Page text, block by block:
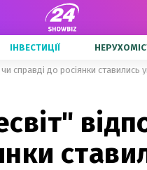
ІНВЕСТИЦІЇ
чи справді до росіянки ставились